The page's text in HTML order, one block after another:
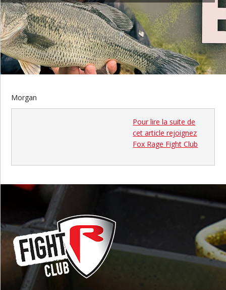
Morgan
Pour lire la suite de
cet article rejoignez
Fox Rage Fight Club